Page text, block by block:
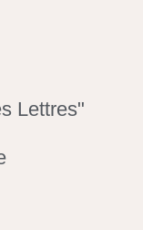
Lettres"